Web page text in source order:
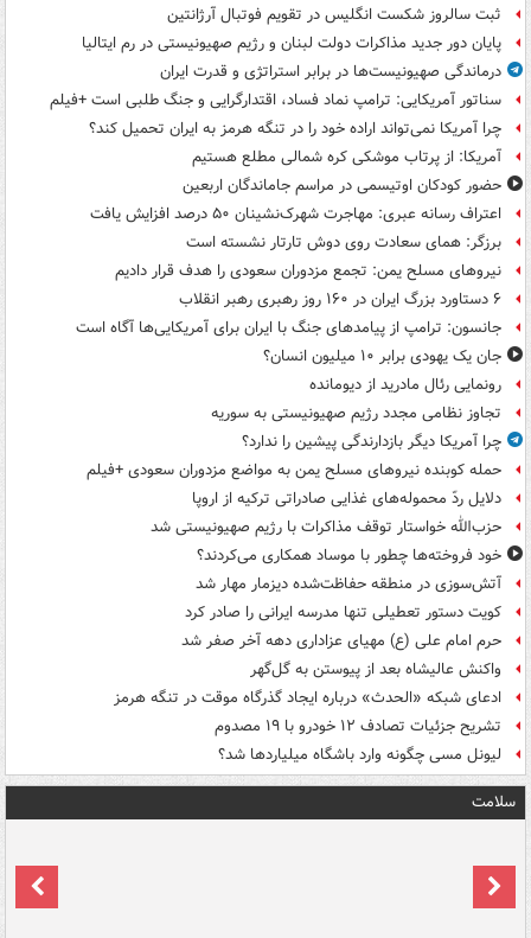
ثبت سالروز شکست انگلیس در تقویم فوتبال آرژانتین
پایان دور جدید مذاکرات دولت لبنان و رژیم صهیونیستی در رم ایتالیا
درماندگی صهیونیست‌ها در برابر استراتژی و قدرت ایران
سناتور آمریکایی: ترامپ نماد فساد، اقتدارگرایی و جنگ طلبی است +فیلم
چرا آمریکا نمی‌تواند اراده خود را در تنگه هرمز به ایران تحمیل کند؟
آمریکا: از پرتاب موشکی کره شمالی مطلع هستیم
حضور کودکان اوتیسمی در مراسم جاماندگان اربعین
اعتراف رسانه عبری: مهاجرت شهرک‌نشینان ۵۰ درصد افزایش یافت
برزگر: همای سعادت روی دوش تارتار نشسته است
نیروهای مسلح یمن: تجمع مزدوران سعودی را هدف قرار دادیم
۶ دستاورد بزرگ ایران در ۱۶۰ روز رهبری رهبر انقلاب
جانسون: ترامپ از پیامدهای جنگ با ایران برای آمریکایی‌ها آگاه است
جان یک یهودی برابر ۱۰ میلیون انسان؟
رونمایی رئال مادرید از دیومانده
تجاوز نظامی مجدد رژیم صهیونیستی به سوریه
چرا آمریکا دیگر بازدارندگی پیشین را ندارد؟
حمله کوبنده نیروهای مسلح یمن به مواضع مزدوران سعودی +فیلم
دلایل ردّ محموله‌های غذایی صادراتی ترکیه از اروپا
حزب‌الله خواستار توقف مذاکرات با رژیم صهیونیستی شد
خود فروخته‌ها چطور با موساد همکاری می‌کردند؟
آتش‌سوزی در منطقه حفاظت‌شده دیزمار مهار شد
کویت دستور تعطیلی تنها مدرسه ایرانی را صادر کرد
حرم امام علی (ع) مهیای عزاداری دهه آخر صفر شد
واکنش عالیشاه بعد از پیوستن به گل‌گهر
ادعای شبکه «الحدث» درباره ایجاد گذرگاه موقت در تنگه هرمز
تشریح جزئیات تصادف ۱۲ خودرو با ۱۹ مصدوم
لیونل مسی چگونه وارد باشگاه میلیاردها شد؟
سلامت